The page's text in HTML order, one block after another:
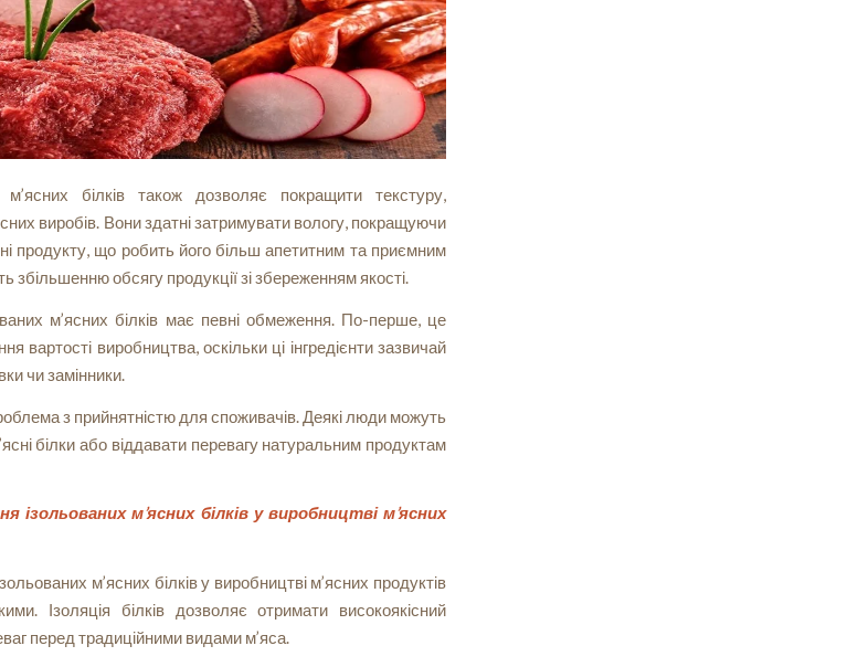
м’ясних білків також дозволяє покращити текстуру,
виробів. Вони здатні затримувати вологу, покращуючи
продукту, що робить його більш апетитним та приємним
збільшенню обсягу продукції зі збереженням якості.
м’ясних білків має певні обмеження. По-перше, це
вартості виробництва, оскільки ці інгредієнти зазвичай
чи замінники.
з прийнятністю для споживачів. Деякі люди можуть
білки або віддавати перевагу натуральним продуктам
ізольованих м’ясних білків у виробництві м’ясних
м’ясних білків у виробництві м’ясних продуктів
Ізоляція білків дозволяє отримати високоякісний
перед традиційними видами м’яса.